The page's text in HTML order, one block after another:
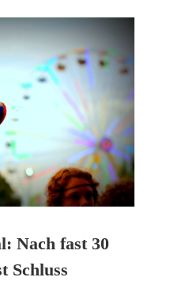
Nach fast 30
Schluss